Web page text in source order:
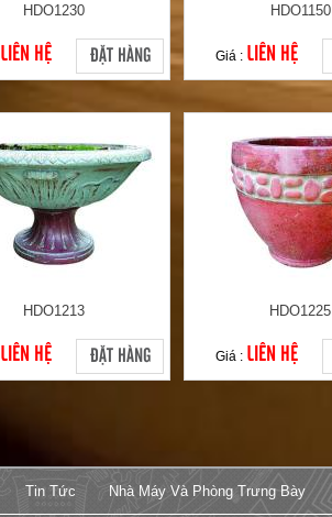
HDO1230
LIÊN HỆ ĐẶT HÀNG
HDO1150
Giá : LIÊN HỆ
HDO1213
LIÊN HỆ ĐẶT HÀNG
HDO1225
Giá : LIÊN HỆ
Tin Tức Nhà Máy Và Phòng Trưng Bày